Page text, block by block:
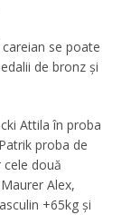
se poate
de bronz și
Attila în proba
proba de
cele două
Alex,
+65kg și